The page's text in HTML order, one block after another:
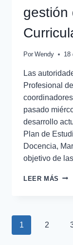
gestión
Por Wendy 18
Las
Profesional
pasado
desarrollo
Plan de
Docencia,
objetivo de
LEER MÁS
1 2